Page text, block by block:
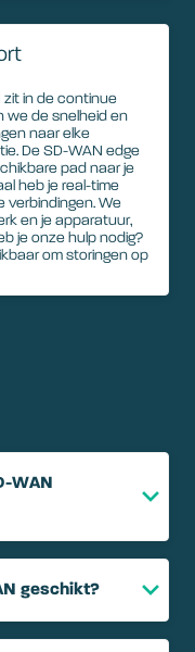
zit in de continue
we de snelheid en
naar elke
De SD-WAN edge
pad naar je
heb je real-time
verbindingen. We
en je apparatuur,
je onze hulp nodig?
om storingen op
WAN
geschikt?